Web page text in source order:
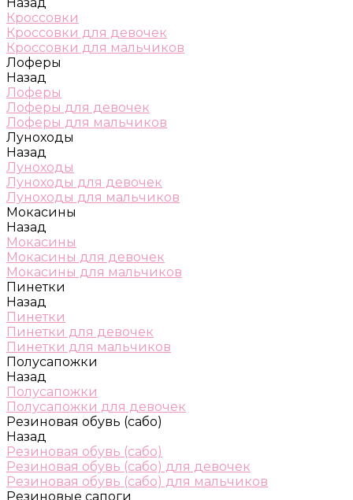
Кроссовки
Кроссовки для девочек
Кроссовки для мальчиков
Лоферы
Назад
Лоферы
Лоферы для девочек
Лоферы для мальчиков
Луноходы
Назад
Луноходы
Луноходы для девочек
Луноходы для мальчиков
Мокасины
Назад
Мокасины
Мокасины для девочек
Мокасины для мальчиков
Пинетки
Назад
Пинетки
Пинетки для девочек
Пинетки для мальчиков
Полусапожки
Назад
Полусапожки
Полусапожки для девочек
Резиновая обувь (сабо)
Назад
Резиновая обувь (сабо)
Резиновая обувь (сабо) для девочек
Резиновая обувь (сабо) для мальчиков
Резиновые сапоги